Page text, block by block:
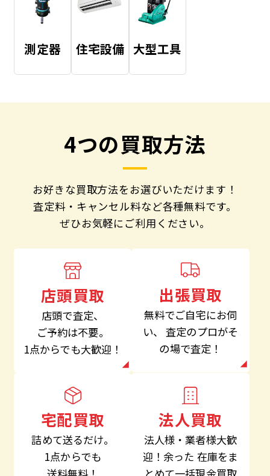
測定器 住宅設備 大型工具
4つの買取方法
お好きな買取方法をお選びいただけます！
査定料・キャンセル料など各種無料です。
ぜひお気軽にご利用ください。
店頭買取
店頭で査定、
ご予約は不要。
1点からでも大歓迎！
出張買取
無料でご自宅にお伺
い、 査定のプロがそ
の場で査定！
宅配買取
詰めて送るだけ。
1点からでも
法人買取
法人様・業者様大歓
迎！余った 在庫をま